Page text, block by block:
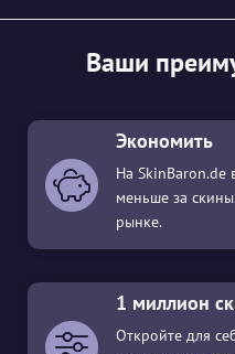
Ваши
Экономить
На SkinBaron.de
меньше за
рынке.
1 миллион
Откройте для